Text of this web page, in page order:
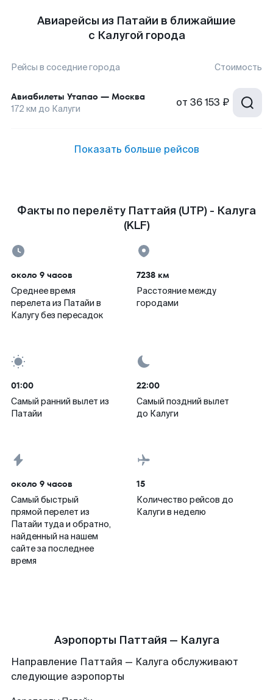
Авиарейсы из Патайи в ближайшие
с Калугой города
Рейсы в соседние города Стоимость
Авиабилеты Утапао — Москва
172 км до Калуги от 36 153 ₽
Показать больше рейсов
Факты по перелёту Паттайя (UTP) - Калуга
(KLF)
около 9 часов
Среднее время
перелета из Патайи в
Калугу без пересадок
7238 км
Расстояние между
городами
01:00
Самый ранний вылет из
Патайи
22:00
Самый поздний вылет
до Калуги
около 9 часов
Самый быстрый
прямой перелет из
Патайи туда и обратно,
найденный на нашем
сайте за последнее
время
15
Количество рейсов до
Калуги в неделю
Аэропорты Паттайя — Калуга
Направление Паттайя — Калуга обслуживают
следующие аэропорты